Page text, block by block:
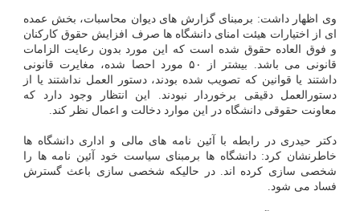
وی اظهار داشت: برمبنای گزارش های دیوان محاسبات، بخش عمده
ای از اختیارات هیئت امنای دانشگاه ها صرف افزایش حقوق کارکنان
و فوق العاده حقوق شده است که این مورد بدون رعایت الزامات
قانونی می باشد. بیشتر از ۵۰ مورد احصا شده، مغایرت قانونی
داشتند یا قوانین که تصویب شده بودند، دستور العمل نداشتند یا از
دستورالعمل دقیقی برخوردار نبودند. این انتظار وجود دارد که
معاونت حقوقی دانشگاه در این موارد دخالت و اعمال نظر کند.
دکتر حیدری در رابطه با آئین نامه های مالی و اداری دانشگاه ها
خاطرنشان کرد: دانشگاه ها برمبنای سیاست خود آئین نامه ها را
شخصی سازی کرده اند. در حالیکه شخصی سازی باعث گسترش
فساد می شود.